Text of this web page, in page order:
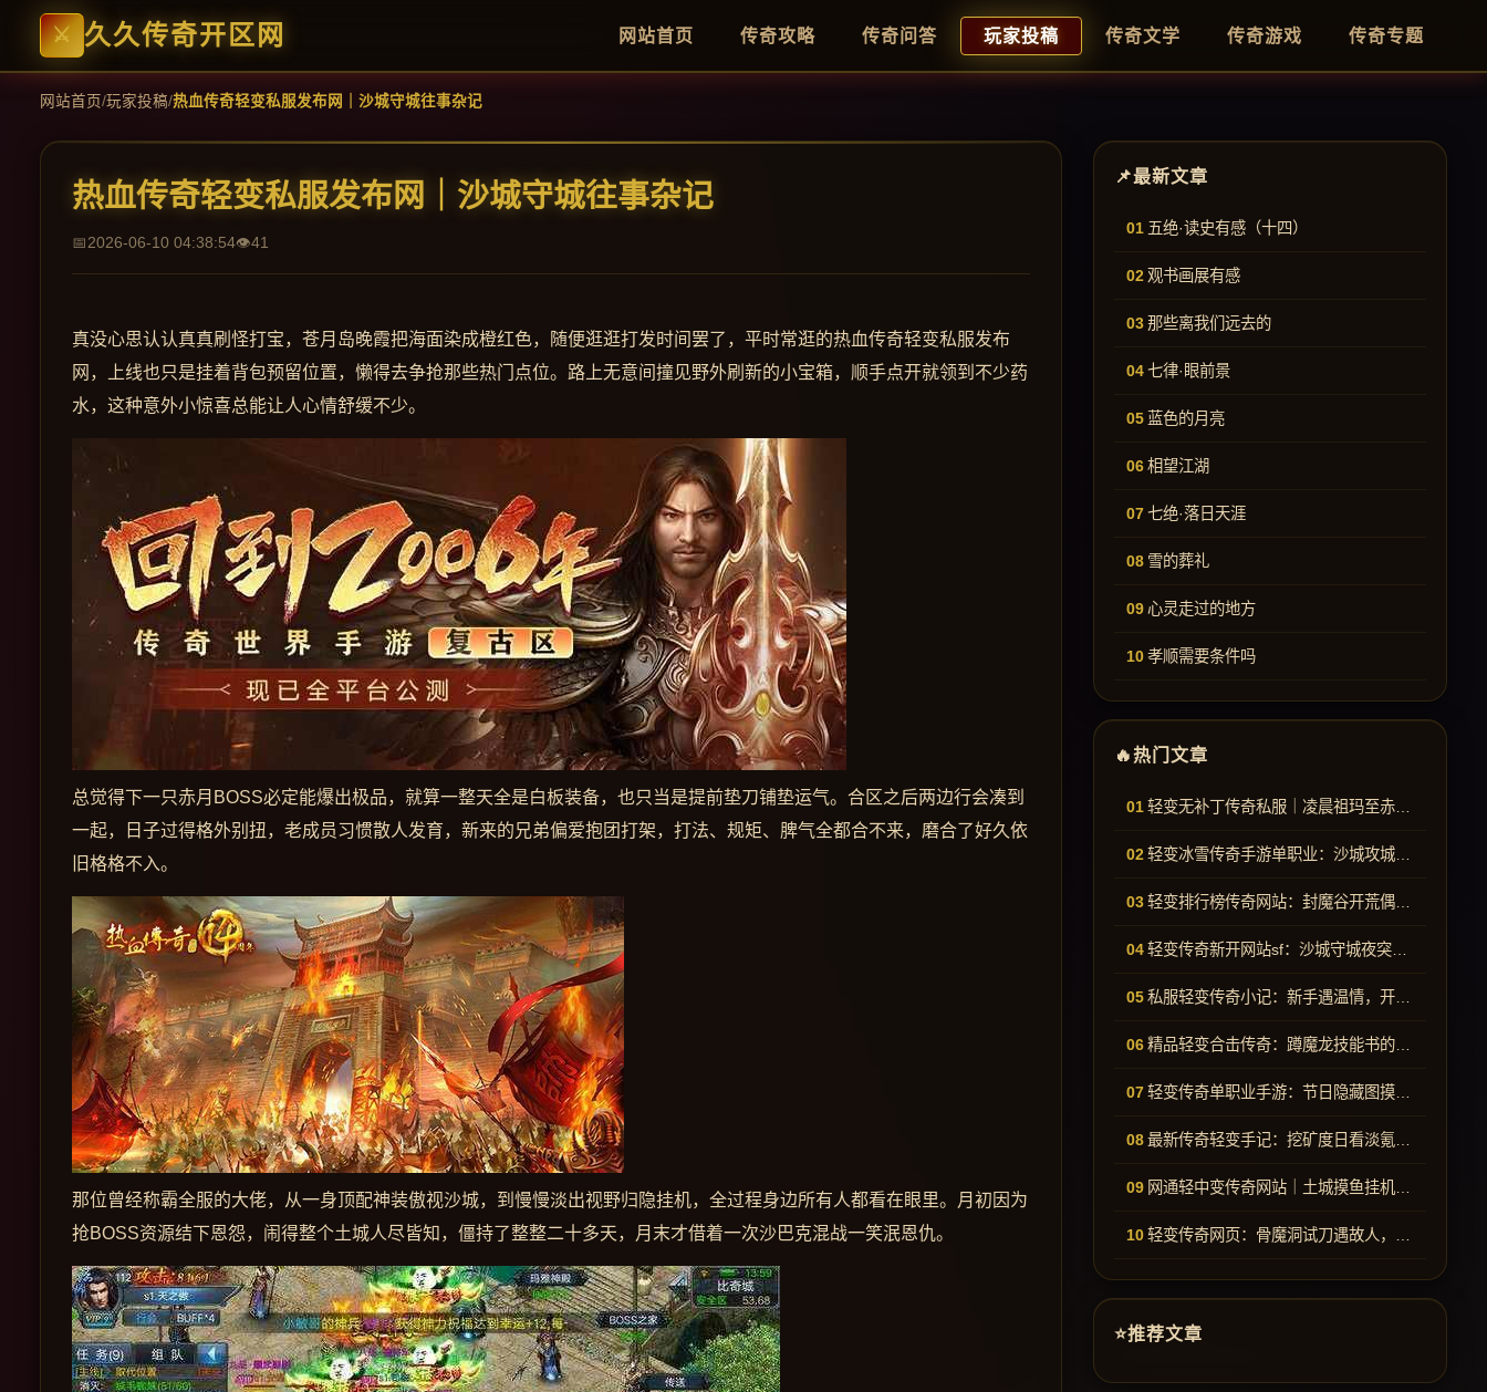
久久传奇开区网 网站首页 传奇攻略 传奇问答 玩家投稿 传奇文学 传奇游戏 传奇专题
网站首页/玩家投稿/热血传奇轻变私服发布网｜沙城守城往事杂记
热血传奇轻变私服发布网｜沙城守城往事杂记
2026-06-10 04:38:54 41
真没心思认认真真刷怪打宝，苍月岛晚霞把海面染成橙红色，随便逛逛打发时间罢了，平时常逛的热血传奇轻变私服发布
网，上线也只是挂着背包预留位置，懒得去争抢那些热门点位。路上无意间撞见野外刷新的小宝箱，顺手点开就领到不少药
水，这种意外小惊喜总能让人心情舒缓不少。
总觉得下一只赤月BOSS必定能爆出极品，就算一整天全是白板装备，也只当是提前垫刀铺垫运气。合区之后两边行会凑到
一起，日子过得格外别扭，老成员习惯散人发育，新来的兄弟偏爱抱团打架，打法、规矩、脾气全都合不来，磨合了好久依
旧格格不入。
那位曾经称霸全服的大佬，从一身顶配神装傲视沙城，到慢慢淡出视野归隐挂机，全过程身边所有人都看在眼里。月初因为
抢BOSS资源结下恩怨，闹得整个土城人尽皆知，僵持了整整二十多天，月末才借着一次沙巴克混战一笑泯恩仇。
最新文章
五绝·读史有感（十四）
观书画展有感
那些离我们远去的
七律·眼前景
蓝色的月亮
相望江湖
七绝·落日天涯
雪的葬礼
心灵走过的地方
孝顺需要条件吗
热门文章
推荐文章